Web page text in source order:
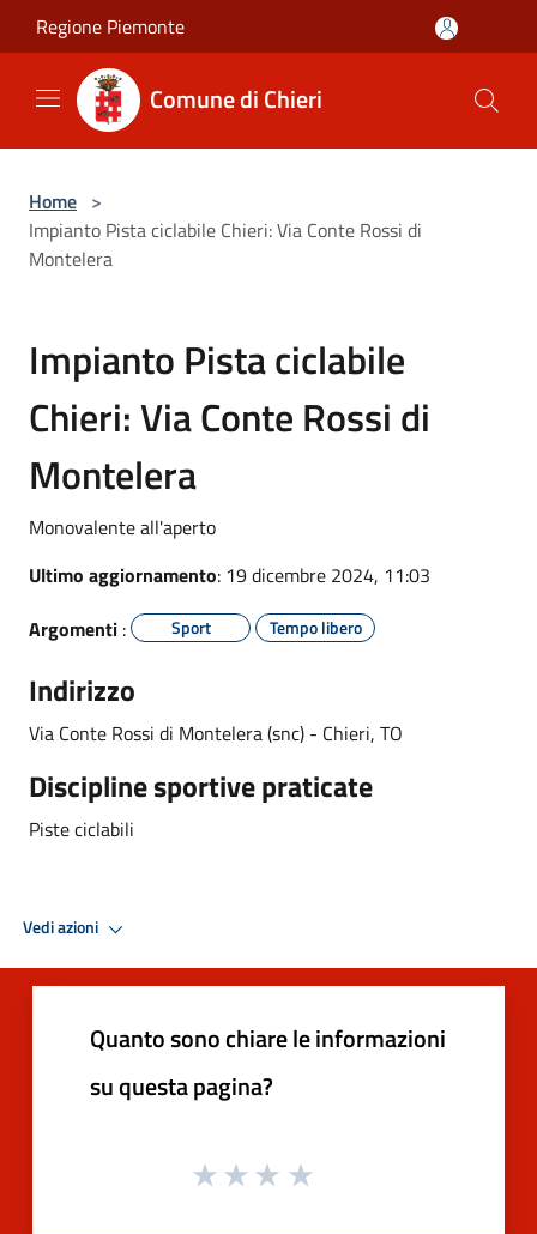
Salta al contenuto principale
Regione Piemonte
Comune di Chieri
Home >
Impianto Pista ciclabile Chieri: Via Conte Rossi di
Montelera
Impianto Pista ciclabile
Chieri: Via Conte Rossi di
Montelera
Monovalente all'aperto
Ultimo aggiornamento: 19 dicembre 2024, 11:03
Argomenti : Sport Tempo libero
Indirizzo
Via Conte Rossi di Montelera (snc) - Chieri, TO
Discipline sportive praticate
Piste ciclabili
Vedi azioni
Quanto sono chiare le informazioni
su questa pagina?